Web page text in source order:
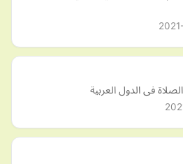
فى الدول العربية